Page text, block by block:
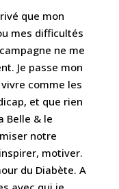
que mon
mes difficultés
ne me
Je passe mon
comme les
et que rien
Belle & le
notre
motiver.
du Diabète. A